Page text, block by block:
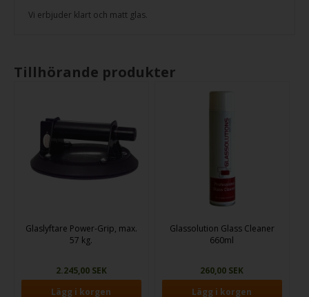
Vi erbjuder klart och matt glas.
Tillhörande produkter
Glaslyftare Power-Grip, max.
57 kg.
2.245,00 SEK
Glassolution Glass Cleaner
660ml
260,00 SEK